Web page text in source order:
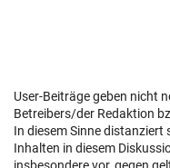
User-Beiträge geben nicht
Betreibers/der Redaktion
In diesem Sinne distanziert
Inhalten in diesem
insbesondere vor, gegen